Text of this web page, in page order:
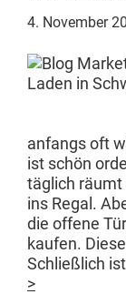
4. November
anfangs oft
ist schön
täglich räumt
ins Regal.
die offene
kaufen.
Schließlich
>